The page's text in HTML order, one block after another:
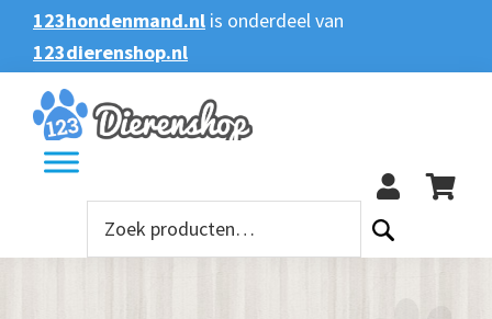
Spring
naar
de
hoofdnavigatie
Door
naar
de
hoofd
inhoud
Spring
naar
de
voettekst
123hondenmand.nl is onderdeel van
123dierenshop.nl
Zoeken
Zoeken
naar: